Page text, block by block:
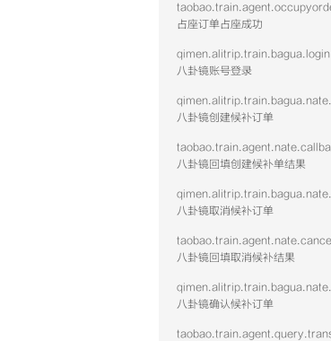
占座订单占座成功
qimen.alitrip.train.bagua.login
八卦镜账号登录
八卦镜创建候补订单
八卦镜回填创建候补单结果
八卦镜取消候补订单
八卦镜回填取消候补结果
八卦镜确认候补订单